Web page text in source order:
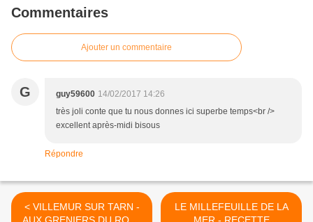
Commentaires
Ajouter un commentaire
G guy59600 14/02/2017 14:26
très joli conte que tu nous donnes ici superbe temps<br />
excellent après-midi bisous
Répondre
< VILLEMUR SUR TARN -
LE MILLEFEUILLE DE LA